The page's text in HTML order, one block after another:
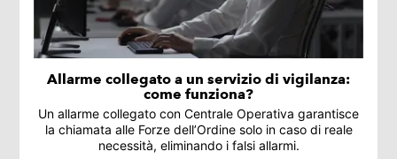
Allarme collegato a un servizio di vigilanza:
come funziona?
Un allarme collegato con Centrale Operativa garantisce
la chiamata alle Forze dell’Ordine solo in caso di reale
necessità, eliminando i falsi allarmi.